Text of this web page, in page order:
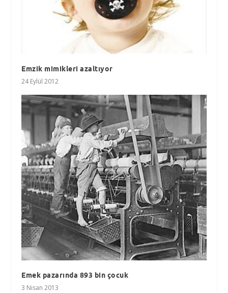
Emzik mimikleri azaltıyor
24 Eylül 2012
Emek pazarında 893 bin çocuk
3 Nisan 2013